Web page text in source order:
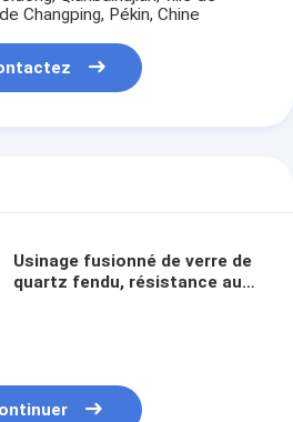
Changping, Pékin, Chine
Usinage fusionné de verre de
quartz fendu, résistance aux